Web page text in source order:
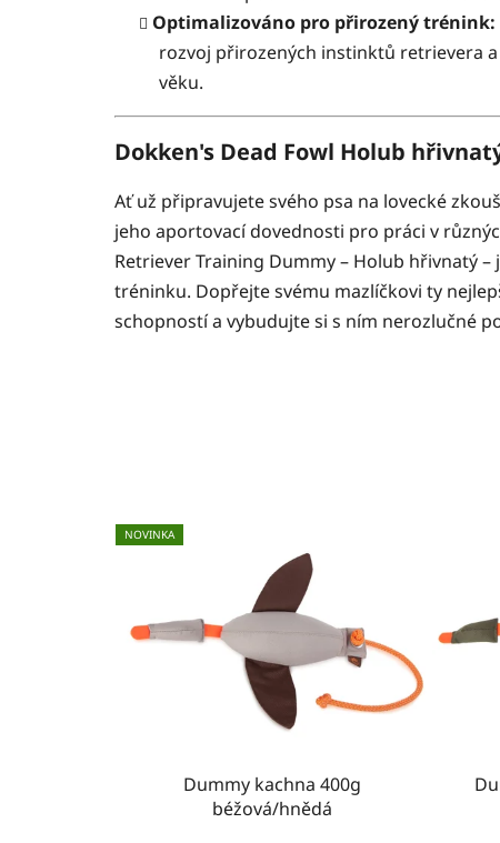
Optimalizováno pro přirozený trénink:
rozvoj přirozených instinktů retrievera
věku.
Dokken's Dead Fowl Holub
Ať už připravujete svého psa na lovecké
jeho aportovací dovednosti pro práci v
Retriever Training Dummy – Holub hřivnatý
tréninku. Dopřejte svému mazlíčkovi ty
schopností a vybudujte si s ním nerozlučné
NOVINKA
Dummy kachna 400g
béžová/hnědá